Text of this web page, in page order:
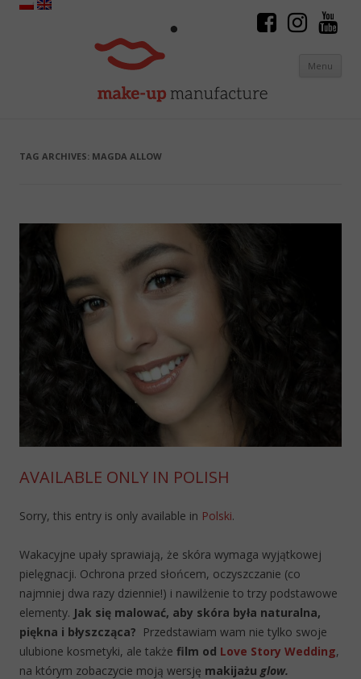
Menu
TAG ARCHIVES: MAGDA ALLOW
AVAILABLE ONLY IN POLISH
Sorry, this entry is only available in Polski.
Wakacyjne upały sprawiają, że skóra wymaga wyjątkowej
pielęgnacji. Ochrona przed słońcem, oczyszczanie (co
najmniej dwa razy dziennie!) i nawilżenie to trzy podstawowe
elementy. Jak się malować, aby skóra była naturalna,
piękna i błyszcząca? Przedstawiam wam nie tylko swoje
ulubione kosmetyki, ale także film od Love Story Wedding,
na którym zobaczycie moją wersję makijażu glow.